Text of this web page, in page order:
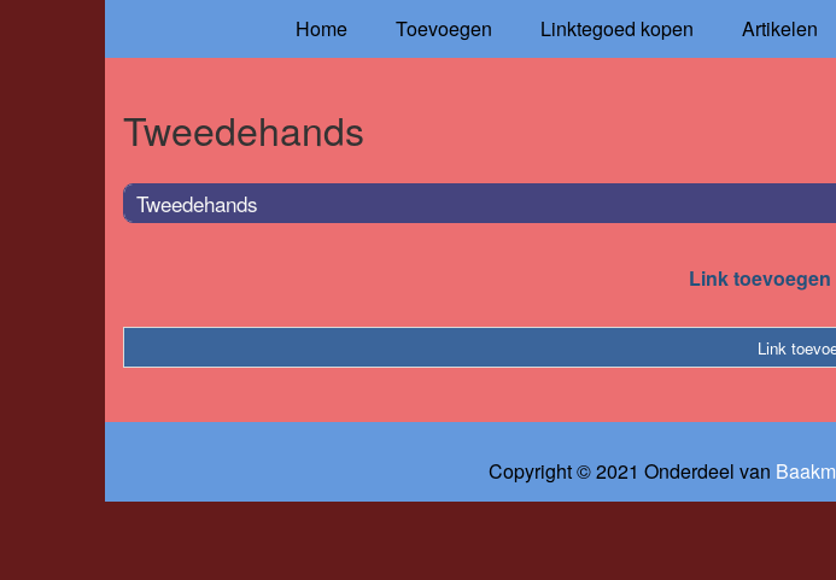
Home Toevoegen Linktegoed kopen Artikelen
Tweedehands
Tweedehands
Link toevoegen
Link
Copyright © 2021 Onderdeel van